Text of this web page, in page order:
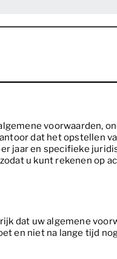
voorwaarden,
dat het opstellen
jaar en specifieke
u kunt rekenen op
dat uw algemene
en niet na lange tijd